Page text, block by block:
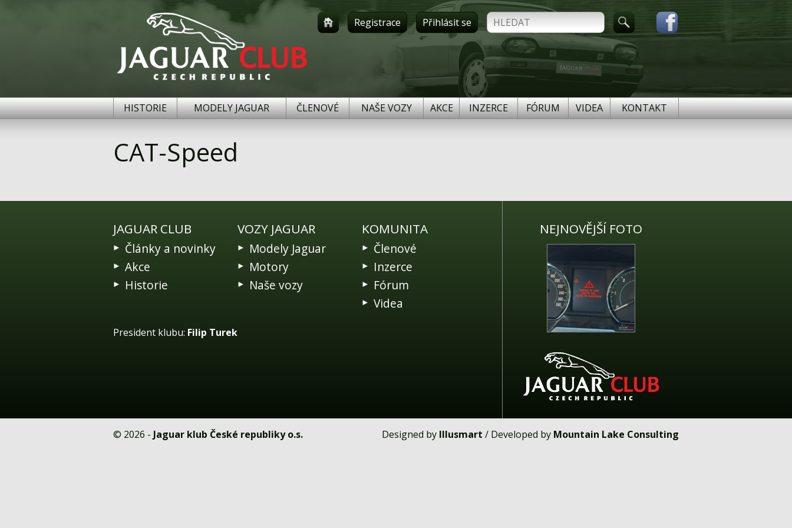
Registrace Přihlásit se
HISTORIE MODELY JAGUAR ČLENOVÉ NAŠE VOZY AKCE INZERCE FÓRUM VIDEA KONTAKT
CAT-Speed
JAGUAR CLUB
Články a novinky
Akce
Historie
VOZY JAGUAR
Modely Jaguar
Motory
Naše vozy
KOMUNITA
Členové
Inzerce
Fórum
Videa
President klubu: Filip Turek
NEJNOVĚJŠÍ FOTO
© 2026 - Jaguar klub České republiky o.s. Designed by Illusmart / Developed by Mountain Lake Consulting